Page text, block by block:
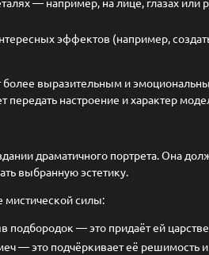
эффектов (например,
более выразительным и
передать настроение и характер
драматичного портрета. Она
выбранную эстетику.
силы:
подбородок — это придаёт ей
— это подчёркивает её решимость и